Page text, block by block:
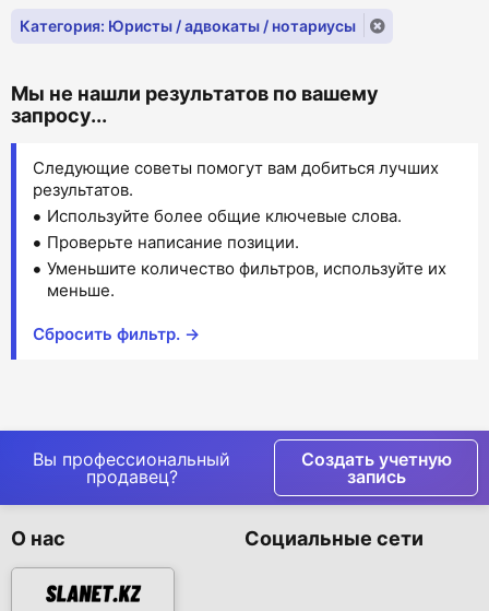
Категория: Юристы / адвокаты / нотариусы
Мы не нашли результатов по вашему
запросу...
Следующие советы помогут вам добиться лучших
результатов.
Используйте более общие ключевые слова.
Проверьте написание позиции.
Уменьшите количество фильтров, используйте их
меньше.
Сбросить фильтр. →
Вы профессиональный
продавец?
Создать учетную
запись
О нас Социальные сети